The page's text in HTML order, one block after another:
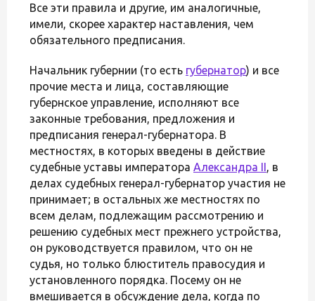
Все эти правила и другие, им аналогичные,
имели, скорее характер наставления, чем
обязательного предписания.
Начальник губернии (то есть губернатор) и все
прочие места и лица, составляющие
губернское управление, исполняют все
законные требования, предложения и
предписания генерал-губернатора. В
местностях, в которых введены в действие
судебные уставы императора Александра II, в
делах судебных генерал-губернатор участия не
принимает; в остальных же местностях по
всем делам, подлежащим рассмотрению и
решению судебных мест прежнего устройства,
он руководствуется правилом, что он не
судья, но только блюститель правосудия и
установленного порядка. Посему он не
вмешивается в обсуждение дела, когда по